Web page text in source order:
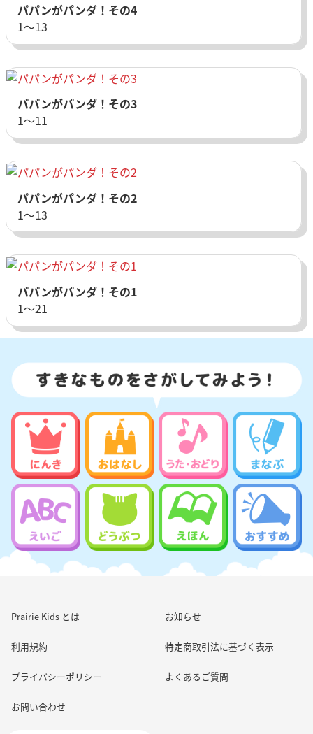
パパンがパンダ！その4
1〜13
パパンがパンダ！その3
1〜11
パパンがパンダ！その2
1〜13
パパンがパンダ！その1
1〜21
Prairie Kids とは お知らせ
利用規約 特定商取引法に基づく表示
プライバシーポリシー よくあるご質問
お問い合わせ